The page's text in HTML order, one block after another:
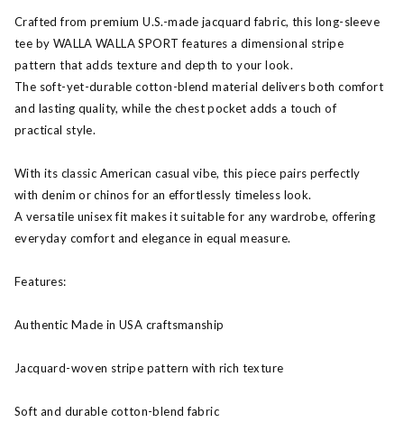
Crafted from premium U.S.-made jacquard fabric, this long-sleeve
tee by WALLA WALLA SPORT features a dimensional stripe
pattern that adds texture and depth to your look.
The soft-yet-durable cotton-blend material delivers both comfort
and lasting quality, while the chest pocket adds a touch of
practical style.
With its classic American casual vibe, this piece pairs perfectly
with denim or chinos for an effortlessly timeless look.
A versatile unisex fit makes it suitable for any wardrobe, offering
everyday comfort and elegance in equal measure.
Features:
Authentic Made in USA craftsmanship
Jacquard-woven stripe pattern with rich texture
Soft and durable cotton-blend fabric